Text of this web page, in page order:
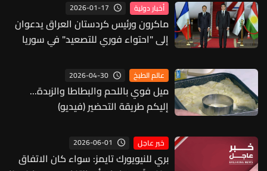
أخبار دولية 2026-01-17
ماكرون ورئيس كردستان العراق يدعوان
إلى "احتواء فوري للتصعيد" في سوريا
عالم الطبخ 2026-04-30
ميل فوي باللحم والبطاطا والزبدة...
إليكم طريقة التحضير (فيديو)
خبر عاجل 2026-06-01
بري للنيويورك تايمز: سواء كان الاتفاق